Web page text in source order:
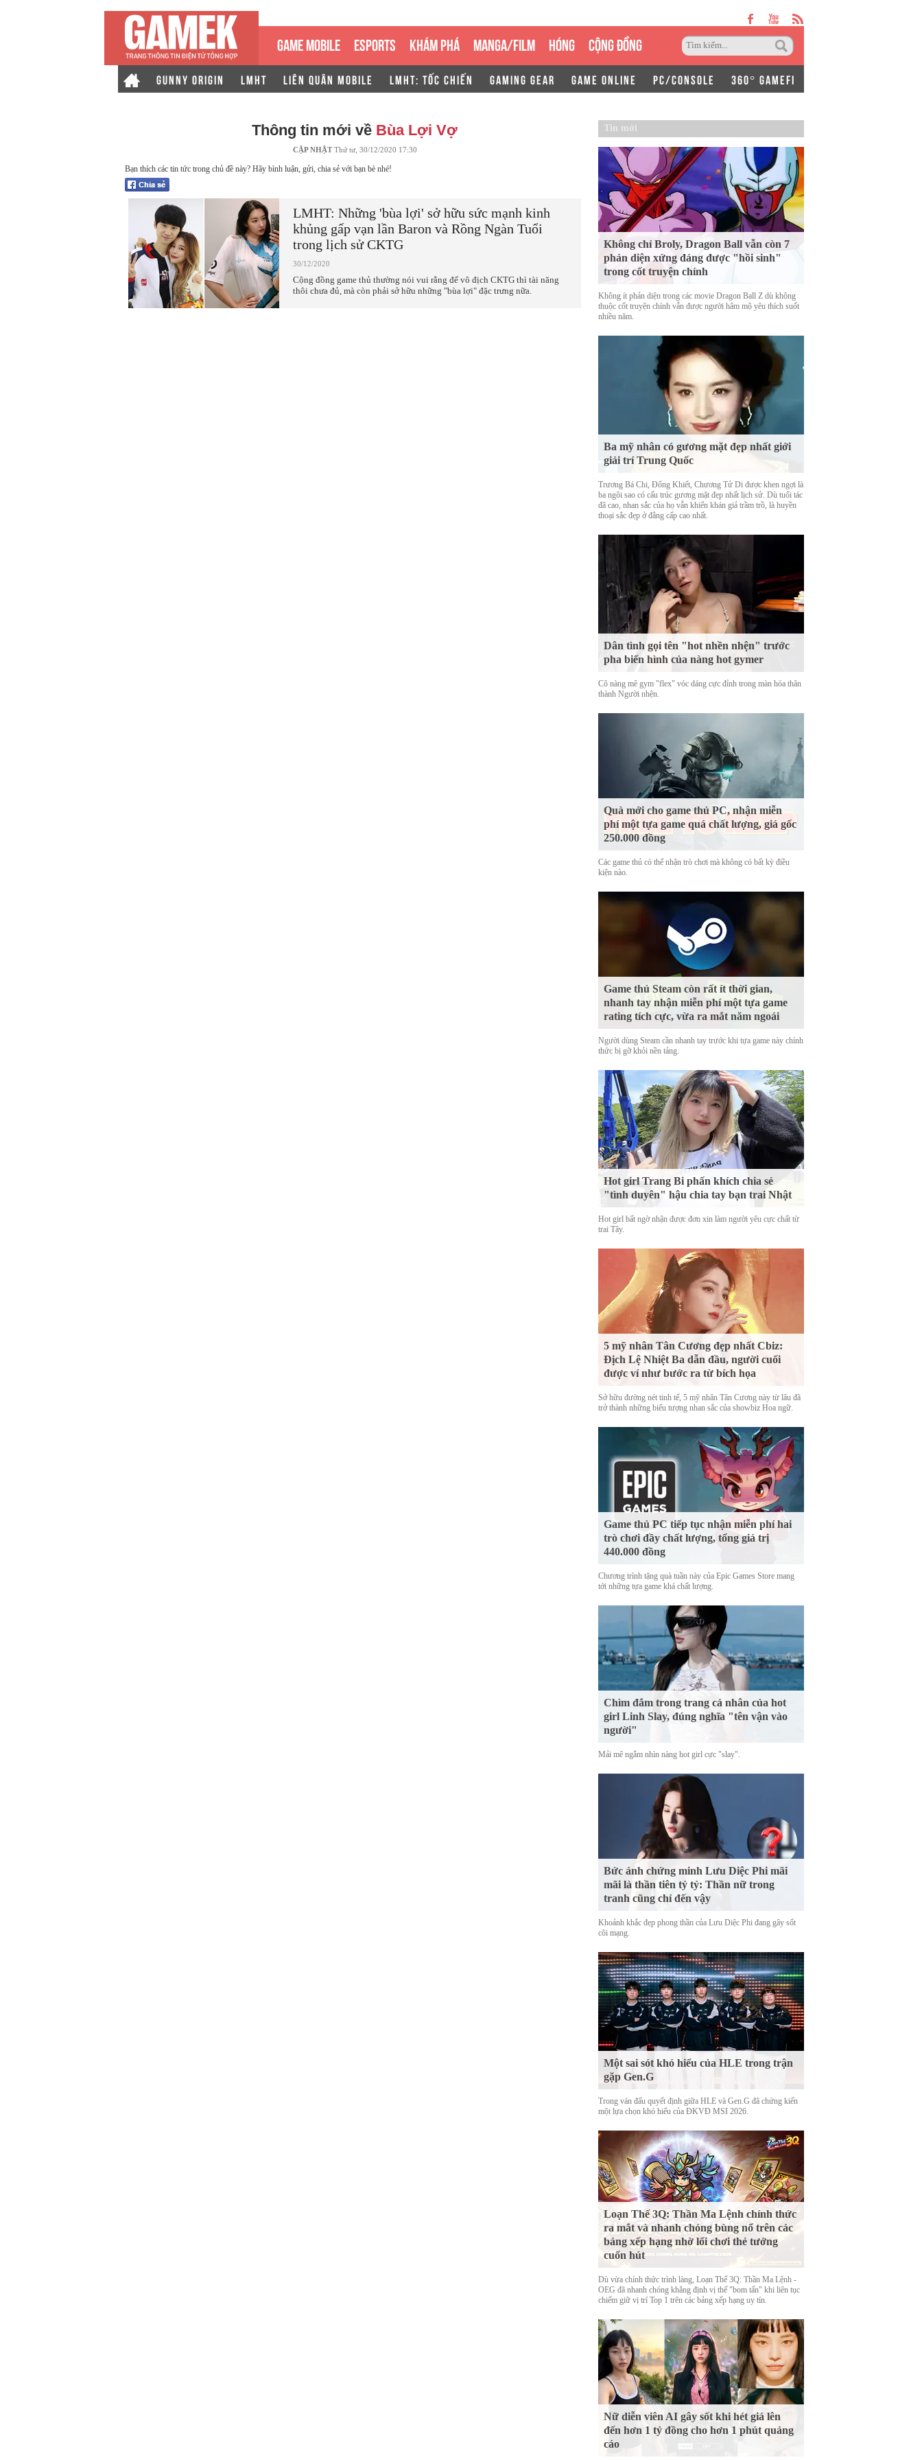
GAME MOBILE ESPORTS KHÁM PHÁ MANGA/FILM HÓNG CỘNG ĐỒNG
GUNNY ORIGIN LMHT LIÊN QUÂN MOBILE LMHT: TỐC CHIẾN GAMING GEAR GAME ONLINE PC/CONSOLE 360° GAMEFI
Thông tin mới về Bùa Lợi Vợ
CẬP NHẬTThứ tư, 30/12/2020 17:30
Bạn thích các tin tức trong chủ đề này? Hãy bình luận, gửi, chia sẻ với bạn bè nhé!
LMHT: Những 'bùa lợi' sở hữu sức mạnh kinh
khủng gấp vạn lần Baron và Rồng Ngàn Tuổi
trong lịch sử CKTG
30/12/2020
Cộng đồng game thủ thường nói vui rằng để vô địch CKTG thì tài năng
thôi chưa đủ, mà còn phải sở hữu những "bùa lợi" đặc trưng nữa.
Tin mới
Không chỉ Broly, Dragon Ball vẫn còn 7
phản diện xứng đáng được "hồi sinh"
trong cốt truyện chính
Không ít phản diện trong các movie Dragon Ball Z dù không
thuộc cốt truyện chính vẫn được người hâm mộ yêu thích suốt
nhiều năm.
Ba mỹ nhân có gương mặt đẹp nhất giới
giải trí Trung Quốc
Trương Bá Chi, Đổng Khiết, Chương Tử Di được khen ngợi là
ba ngôi sao có cấu trúc gương mặt đẹp nhất lịch sử. Dù tuổi tác
đã cao, nhan sắc của họ vẫn khiến khán giả trầm trồ, là huyền
thoại sắc đẹp ở đẳng cấp cao nhất.
Dân tình gọi tên "hot nhền nhện" trước
pha biến hình của nàng hot gymer
Cô nàng mê gym "flex" vóc dáng cực đỉnh trong màn hóa thân
thành Người nhện.
Quà mới cho game thủ PC, nhận miễn
phí một tựa game quá chất lượng, giá gốc
250.000 đồng
Các game thủ có thể nhận trò chơi mà không có bất kỳ điều
kiện nào.
Game thủ Steam còn rất ít thời gian,
nhanh tay nhận miễn phí một tựa game
rating tích cực, vừa ra mắt năm ngoái
Người dùng Steam cần nhanh tay trước khi tựa game này chính
thức bị gỡ khỏi nền tảng.
Hot girl Trang Bi phấn khích chia sẻ
"tình duyên" hậu chia tay bạn trai Nhật
Hot girl bất ngờ nhận được đơn xin làm người yêu cực chất từ
trai Tây.
5 mỹ nhân Tân Cương đẹp nhất Cbiz:
Địch Lệ Nhiệt Ba dẫn đầu, người cuối
được ví như bước ra từ bích họa
Sở hữu đường nét tinh tế, 5 mỹ nhân Tân Cương này từ lâu đã
trở thành những biểu tượng nhan sắc của showbiz Hoa ngữ.
Game thủ PC tiếp tục nhận miễn phí hai
trò chơi đầy chất lượng, tổng giá trị
440.000 đồng
Chương trình tặng quà tuần này của Epic Games Store mang
tới những tựa game khá chất lượng.
Chìm đắm trong trang cá nhân của hot
girl Linh Slay, đúng nghĩa "tên vận vào
người"
Mải mê ngắm nhìn nàng hot girl cực "slay".
Bức ảnh chứng minh Lưu Diệc Phi mãi
mãi là thần tiên tỷ tỷ: Thần nữ trong
tranh cũng chỉ đến vậy
Khoảnh khắc đẹp phong thần của Lưu Diệc Phi đang gây sốt
cõi mạng.
Một sai sót khó hiểu của HLE trong trận
gặp Gen.G
Trong ván đấu quyết định giữa HLE và Gen.G đã chứng kiến
một lựa chọn khó hiểu của ĐKVĐ MSI 2026.
Loạn Thế 3Q: Thần Ma Lệnh chính thức
ra mắt và nhanh chóng bùng nổ trên các
bảng xếp hạng nhờ lối chơi thẻ tướng
cuốn hút
Dù vừa chính thức trình làng, Loạn Thế 3Q: Thần Ma Lệnh -
OEG đã nhanh chóng khẳng định vị thế "bom tấn" khi liên tục
chiếm giữ vị trí Top 1 trên các bảng xếp hạng uy tín.
Nữ diễn viên AI gây sốt khi hét giá lên
đến hơn 1 tỷ đồng cho hơn 1 phút quảng
cáo